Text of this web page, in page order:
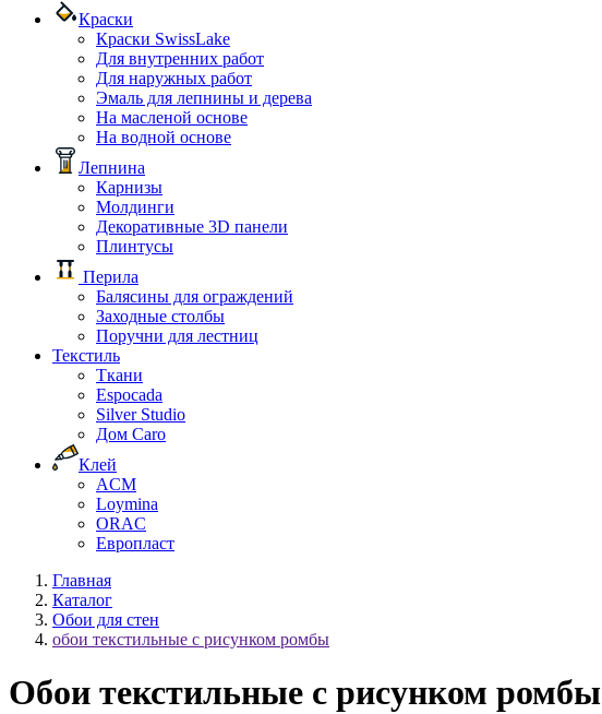
Краски
Краски SwissLake
Для внутренних работ
Для наружных работ
Эмаль для лепнины и дерева
На масленой основе
На водной основе
Лепнина
Карнизы
Молдинги
Декоративные 3D панели
Плинтусы
Перила
Балясины для ограждений
Заходные столбы
Поручни для лестниц
Текстиль
Ткани
Espocada
Silver Studio
Дом Caro
Клей
ACM
Loymina
ORAC
Европласт
Главная
Каталог
Обои для стен
обои текстильные с рисунком ромбы
Обои текстильные с рисунком ромбы